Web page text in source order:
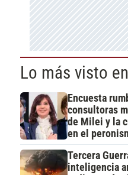
Lo más visto
Encuesta
consultoras
de Milei y la
en el
Tercera
inteligencia